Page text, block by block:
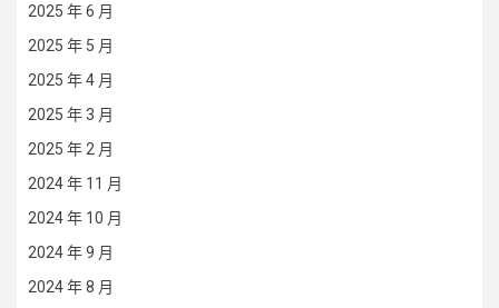
2025 年 6 月
2025 年 5 月
2025 年 4 月
2025 年 3 月
2025 年 2 月
2024 年 11 月
2024 年 10 月
2024 年 9 月
2024 年 8 月